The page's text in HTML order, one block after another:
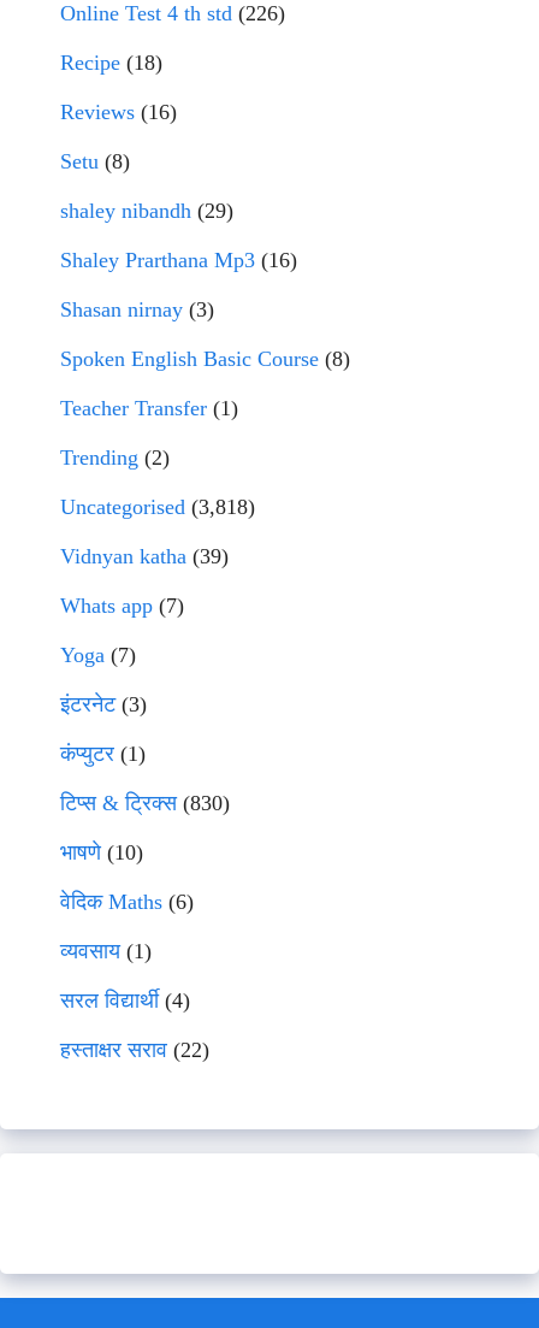
Online Test 4 th std (226)
Recipe (18)
Reviews (16)
Setu (8)
shaley nibandh (29)
Shaley Prarthana Mp3 (16)
Shasan nirnay (3)
Spoken English Basic Course (8)
Teacher Transfer (1)
Trending (2)
Uncategorised (3,818)
Vidnyan katha (39)
Whats app (7)
Yoga (7)
इंटरनेट(3)
कंप्युटर (1)
टिप्स & ट्रिक्स(830)
भाषणे(10)
वेदिक Maths (6)
व्यवसाय(1)
सरल विद्यार्थी(4)
हस्ताक्षर सराव (22)